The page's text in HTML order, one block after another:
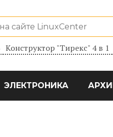
Конструктор "Тирекс" 4 в 1
ЭЛЕКТРОНИКА